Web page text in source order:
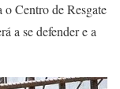
Centro de Resgate
a se defender e a